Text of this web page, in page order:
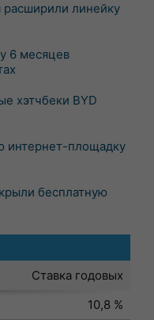
расширили линейку
6 месяцев
хэтчбеки BYD
интернет-площадку
бесплатную
Ставка годовых
10,8 %